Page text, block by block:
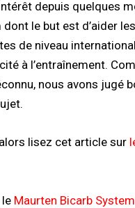
depuis quelques
le but est d’aider
de niveau
à l’entraînement.
nous avons jugé
lisez cet article sur
Maurten Bicarb System